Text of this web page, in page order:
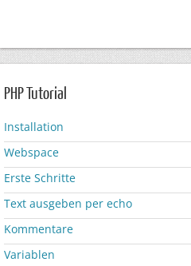
PHP Tutorial
Installation
Webspace
Erste Schritte
Text ausgeben per echo
Kommentare
Variablen